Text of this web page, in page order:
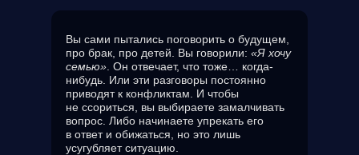
Вы сами пытались поговорить о будущем,
про брак, про детей. Вы говорили: «Я хочу
семью» . Он отвечает, что тоже… когда-
нибудь. Или эти разговоры постоянно
приводят к конфликтам. И чтобы
не ссориться, вы выбираете замалчивать
вопрос. Либо начинаете упрекать его
в ответ и обижаться, но это лишь
усугубляет ситуацию.